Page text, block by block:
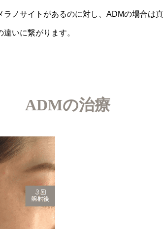
ラノサイトがあるのに対し、ADMの場合は
いに繋がります。
ADMの治療